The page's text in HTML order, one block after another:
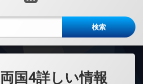
検索:
国4詳しい情報